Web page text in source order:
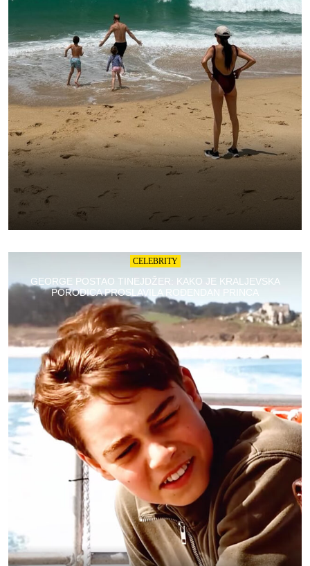
CELEBRITY
GEORGE POSTAO TINEJDŽER: KAKO JE KRALJEVSKA
PORODICA PROSLAVILA ROĐENDAN PRINCA